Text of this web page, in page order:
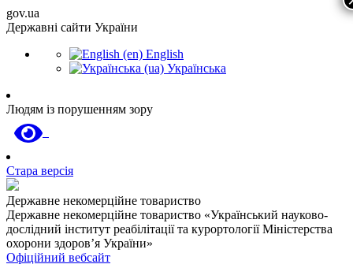
gov.ua
Державні сайти України
English
Українська
Людям із порушенням зору
Стара версія
Державне некомерційне товариство
Державне некомерційне товариство «Український науково-
дослідний інститут реабілітації та курортології Міністерства
охорони здоров’я України»
Офіційний вебсайт